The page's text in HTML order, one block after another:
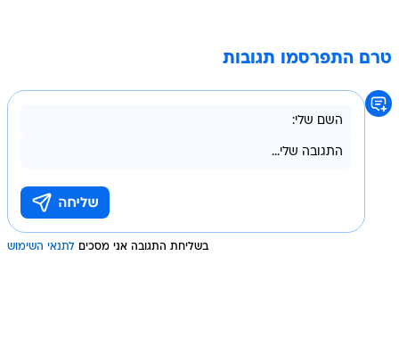
טרם התפרסמו תגובות
בשליחת התגובה אני מסכים לתנאי השימוש